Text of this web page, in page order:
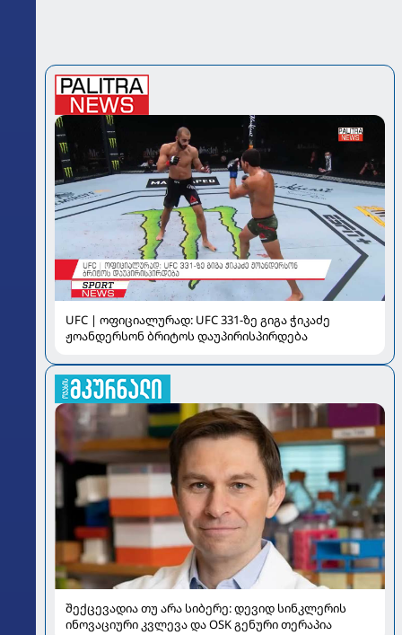
UFC | ოფიციალურად: UFC 331-ზე გიგა ჭიკაძე
ჟოანდერსონ ბრიტოს დაუპირისპირდება
შექცევადია თუ არა სიბერე: დევიდ სინკლერის
ინოვაციური კვლევა და OSK გენური თერაპია